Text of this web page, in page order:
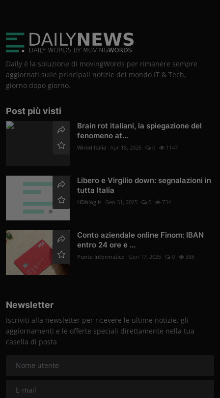
Daily è la soluzione di movingWords per rimanere sempre
aggiornati sulle principali notizie del mondo IT & Tech,
giorno dopo giorno.
Post più visti
Brain rot italiani, la spiegazione del
fenomeno at...
Wired Italia Apr 18, 2025 0 1147
Libero e Virgilio down: segnalazioni in
tutta Italia
HDblog.it Gen 31, 2025 0 734
Conto aziendale online Finom: IBAN
entro 24 ore e ...
Punto Informatico Gen 17, 2025 0 386
Newsletter
Iscriviti alla newsletter per ricevere le ultime notizie, gli
aggiornamenti e le offerte speciali direttamente nella tua
casella di posta